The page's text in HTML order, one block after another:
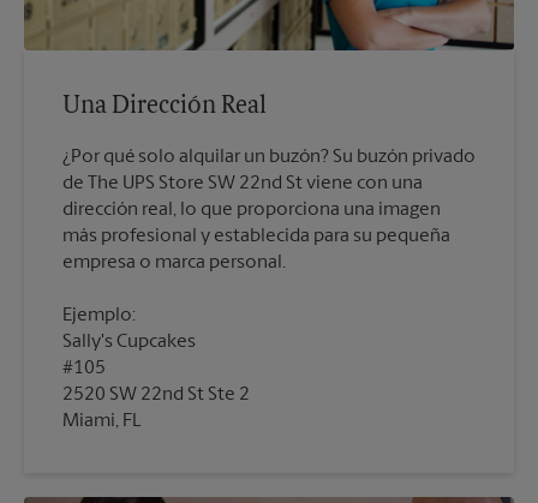
Una Dirección Real
¿Por qué solo alquilar un buzón? Su buzón privado
de The UPS Store SW 22nd St viene con una
dirección real, lo que proporciona una imagen
más profesional y establecida para su pequeña
empresa o marca personal.
Ejemplo:
Sally's Cupcakes
#105
2520 SW 22nd St Ste 2
Miami, FL